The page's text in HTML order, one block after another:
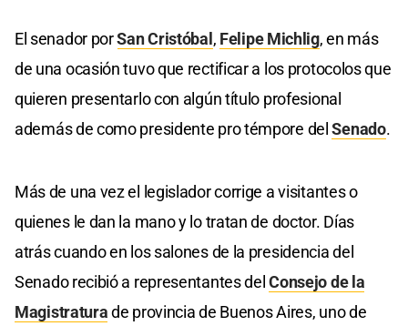
El senador porSan Cristóbal , Felipe Michlig, en más
de una ocasión tuvo que rectificar a los protocolos que
quieren presentarlo con algún título profesional
además de como presidente pro témpore delSenado.
Más de una vez el legislador corrige a visitantes o
quienes le dan la mano y lo tratan de doctor. Días
atrás cuando en los salones de la presidencia del
Senado recibió a representantes delConsejo de la
Magistraturade provincia de Buenos Aires, uno de